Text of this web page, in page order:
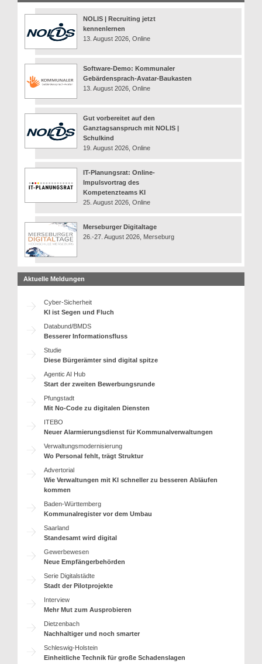
NOLIS | Recruiting jetzt
kennenlernen
13. August 2026, Online
Software-Demo: Kommunaler
Gebärdensprach-Avatar-Baukasten
13. August 2026, Online
Gut vorbereitet auf den
Ganztagsanspruch mit NOLIS |
Schulkind
19. August 2026, Online
IT-Planungsrat: Online-
Impulsvortrag des
Kompetenzteams KI
25. August 2026, Online
Merseburger Digitaltage
26.-27. August 2026, Merseburg
Aktuelle Meldungen
Cyber-Sicherheit
KI ist Segen und Fluch
Databund/BMDS
Besserer Informationsfluss
Studie
Diese Bürgerämter sind digital spitze
Agentic AI Hub
Start der zweiten Bewerbungsrunde
Pfungstadt
Mit No-Code zu digitalen Diensten
ITEBO
Neuer Alarmierungsdienst für Kommunalverwaltungen
Verwaltungsmodernisierung
Wo Personal fehlt, trägt Struktur
Advertorial
Wie Verwaltungen mit KI schneller zu besseren Abläufen
kommen
Baden-Württemberg
Kommunalregister vor dem Umbau
Saarland
Standesamt wird digital
Gewerbewesen
Neue Empfängerbehörden
Serie Digitalstädte
Stadt der Pilotprojekte
Interview
Mehr Mut zum Ausprobieren
Dietzenbach
Nachhaltiger und noch smarter
Schleswig-Holstein
Einheitliche Technik für große Schadenslagen